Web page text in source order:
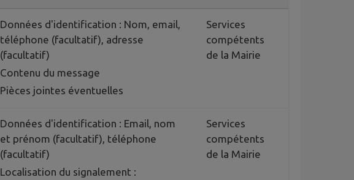
Données d'identification : Nom, email,
téléphone (facultatif), adresse
(facultatif)
Contenu du message
Pièces jointes éventuelles
Services
compétents
de la Mairie
Données d'identification : Email, nom
et prénom (facultatif), téléphone
(facultatif)
Localisation du signalement :
Services
compétents
de la Mairie